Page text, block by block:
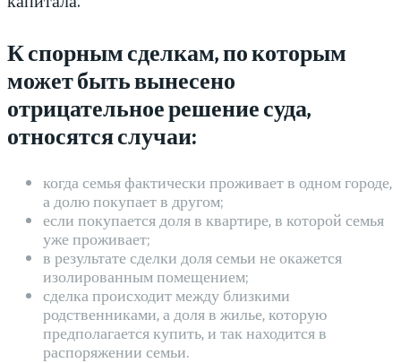
К спорным сделкам, по которым
может быть вынесено
отрицательное решение суда,
относятся случаи:
когда семья фактически проживает в одном городе,
а долю покупает в другом;
если покупается доля в квартире, в которой семья
уже проживает;
в результате сделки доля семьи не окажется
изолированным помещением;
сделка происходит между близкими
родственниками, а доля в жилье, которую
предполагается купить, и так находится в
распоряжении семьи.